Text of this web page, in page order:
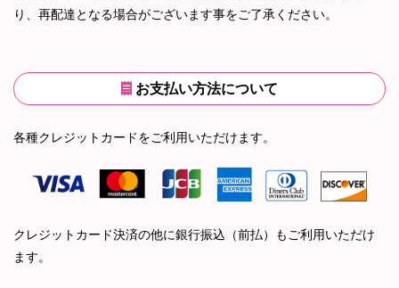
り、再配達となる場合がございます事をご了承ください。
お支払い方法について
各種クレジットカードをご利用いただけます。
クレジットカード決済の他に銀行振込（前払）もご利用いただけ
ます。